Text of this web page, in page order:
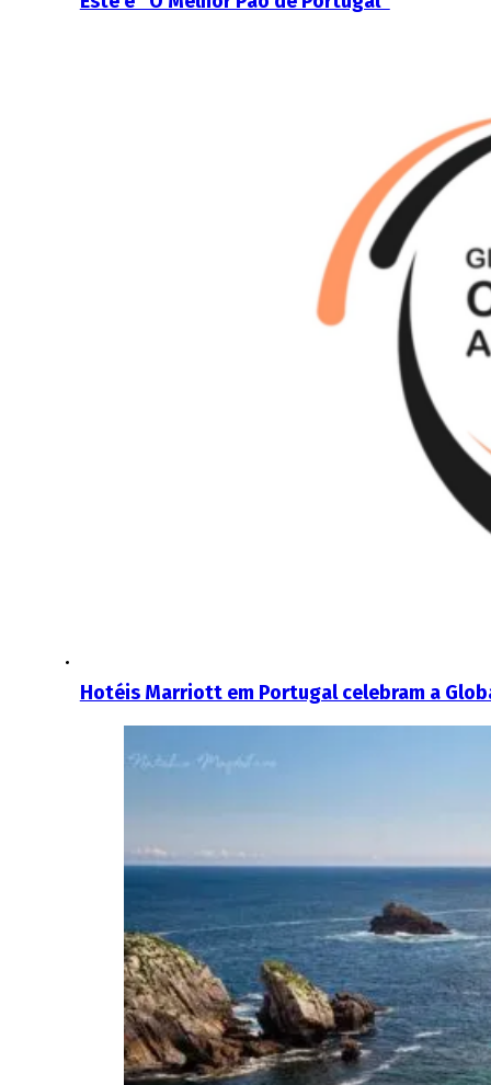
Hotéis Marriott em Portugal celebram a